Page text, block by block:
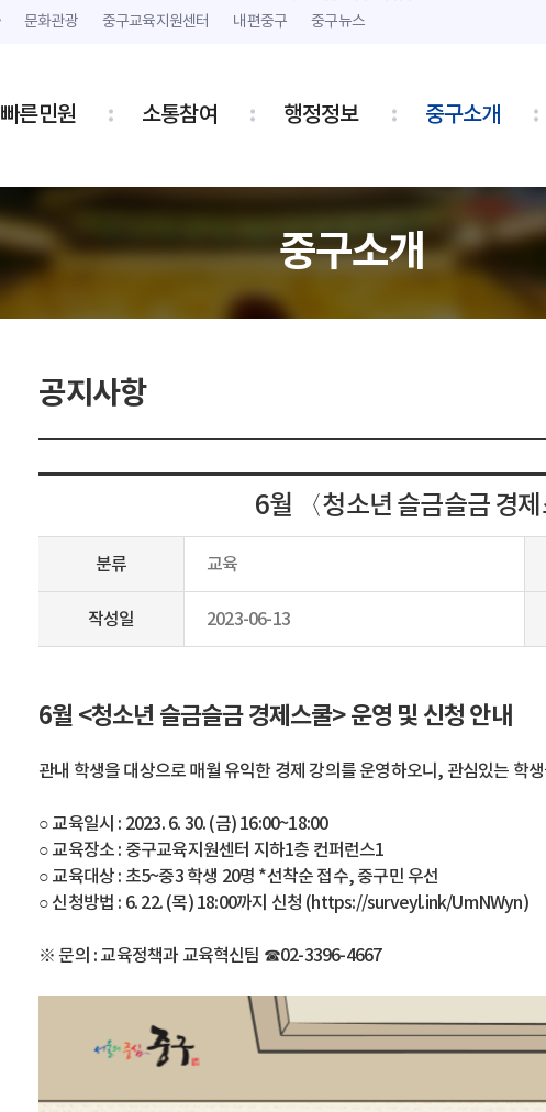
문화관광 중구교육지원센터 내편중구 중구뉴스
빠른민원 소통참여 행정정보 중구소개
중구소개
공지사항
6월 〈청소년 슬금슬금 경
분류 교육
작성일 2023-06-13
6월 <청소년 슬금슬금 경제스쿨> 운영 및 신청 안내
관내 학생을 대상으로 매월 유익한 경제 강의를 운영하오니, 관심있는 학
○ 교육일시 : 2023. 6. 30. (금) 16:00~18:00
○ 교육장소 : 중구교육지원센터 지하1층 컨퍼런스1
○ 교육대상 : 초5~중3 학생 20명 *선착순 접수, 중구민 우선
○ 신청방법 : 6. 22. (목) 18:00까지 신청 (https://surveyl.ink/UmNWyn)
※ 문의 : 교육정책과 교육혁신팀 ☎02-3396-4667